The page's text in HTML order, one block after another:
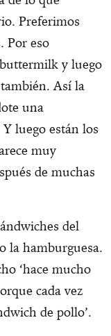
Preferimos
Por eso
y luego
Así la
una
luego están los
muy
de muchas
del
la hamburguesa.
‘hace mucho
cada vez
de pollo’.